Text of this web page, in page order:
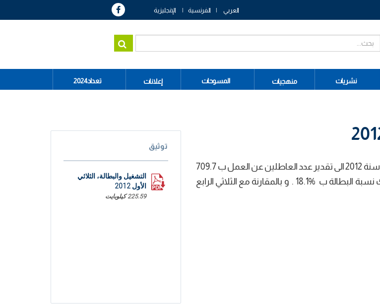
العربي الفرنسية الإنجليزية
نشريات منهجيات المسوحات إعلانات تعداد2024
أفرزت نتائج المسح الوطني حول السكان و التشغيل للثلاثي الأول من سنة 2012 الى تقدير عدد العاطلين عن العمل ب 709.7
ألف من مجموع السكان النشيطين الذي بلغ 3916.8 ألف. و تقدر بذلك نسبة البطالة ب %18.1 . و بالمقارنة مع الثلاثي الرابع
توثيق
التشغيل والبطالة، الثلاثي
الأول 2012
225.59 كيلوبايت